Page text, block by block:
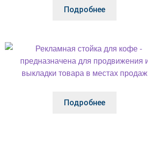
Подробнее
Подробнее